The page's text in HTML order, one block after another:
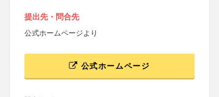
提出先・問合先
公式ホームページより
公式ホームページ